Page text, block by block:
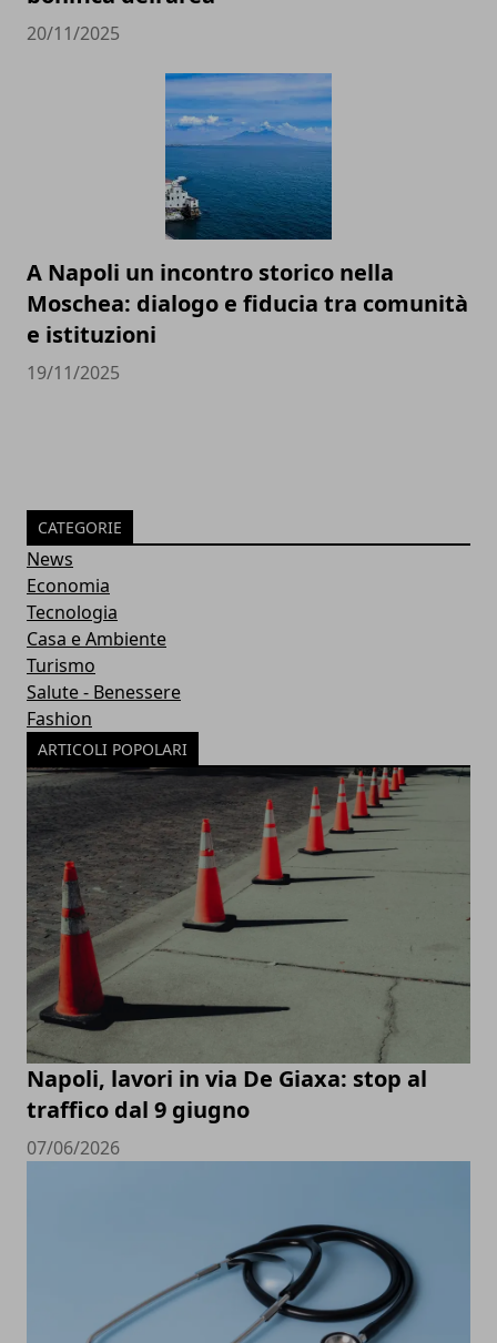
20/11/2025
A Napoli un incontro storico nella
Moschea: dialogo e fiducia tra comunità
e istituzioni
19/11/2025
CATEGORIE
News
Economia
Tecnologia
Casa e Ambiente
Turismo
Salute - Benessere
Fashion
ARTICOLI POPOLARI
Napoli, lavori in via De Giaxa: stop al
traffico dal 9 giugno
07/06/2026